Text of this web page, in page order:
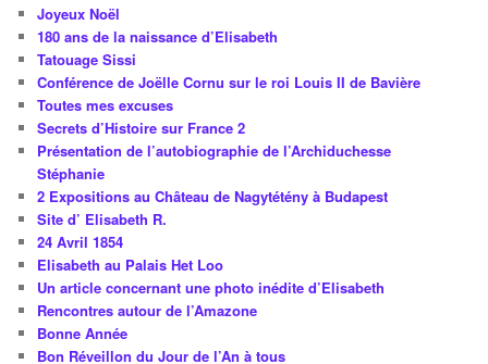
Joyeux Noël
180 ans de la naissance d’Elisabeth
Tatouage Sissi
Conférence de Joëlle Cornu sur le roi Louis II de Bavière
Toutes mes excuses
Secrets d’Histoire sur France 2
Présentation de l’autobiographie de l’Archiduchesse
Stéphanie
2 Expositions au Château de Nagytétény à Budapest
Site d’ Elisabeth R.
24 Avril 1854
Elisabeth au Palais Het Loo
Un article concernant une photo inédite d’Elisabeth
Rencontres autour de l’Amazone
Bonne Année
Bon Réveillon du Jour de l’An à tous